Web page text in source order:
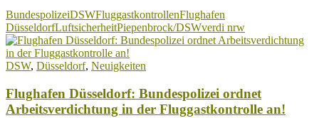
Hohe
Arbeitsbelastung
für
das
Luftsicherheitskontrollpersonal
BundespolizeiDSWFluggastkontrollenFlughafen
DüsseldorfLuftsicherheitPiepenbrock/DSWverdi nrw
DSW, Düsseldorf, Neuigkeiten
Flughafen Düsseldorf: Bundespolizei ordnet
Arbeitsverdichtung in der Fluggastkontrolle an!